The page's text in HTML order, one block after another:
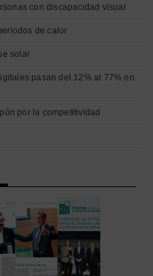
con discapacidad visual
de calor
solar
pasan del 12% al 77% en
por la competitividad